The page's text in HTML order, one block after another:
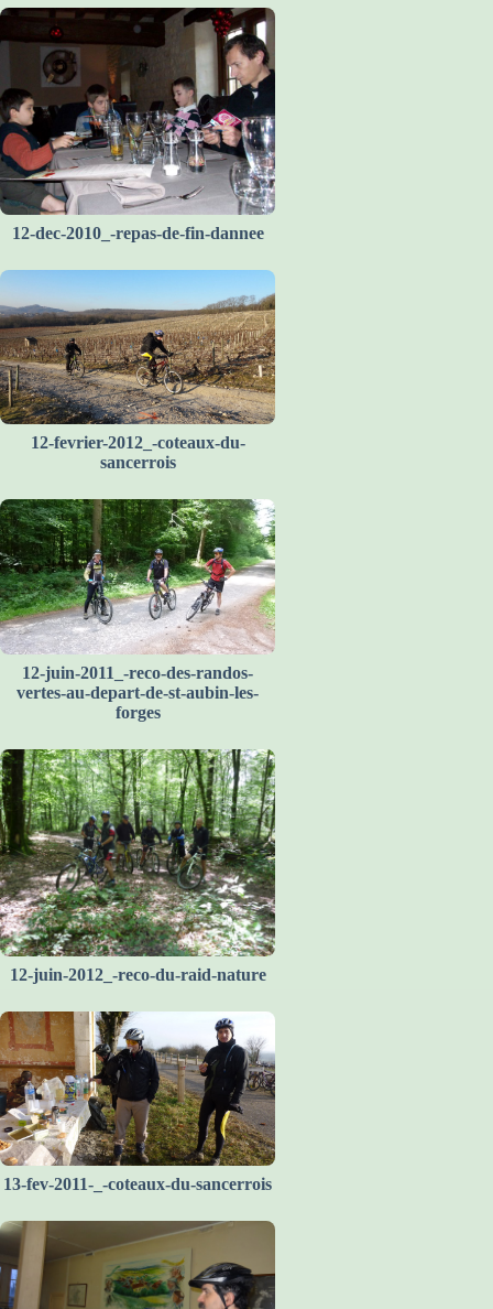
12-dec-2010_-repas-de-fin-dannee
12-fevrier-2012_-coteaux-du-
sancerrois
12-juin-2011_-reco-des-randos-
vertes-au-depart-de-st-aubin-les-
forges
12-juin-2012_-reco-du-raid-nature
13-fev-2011-_-coteaux-du-sancerrois